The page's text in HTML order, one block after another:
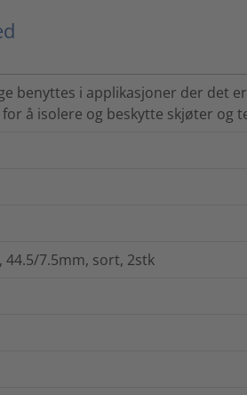
benyttes i applikasjoner der det
å isolere og beskytte skjøter og
44.5/7.5mm, sort, 2stk